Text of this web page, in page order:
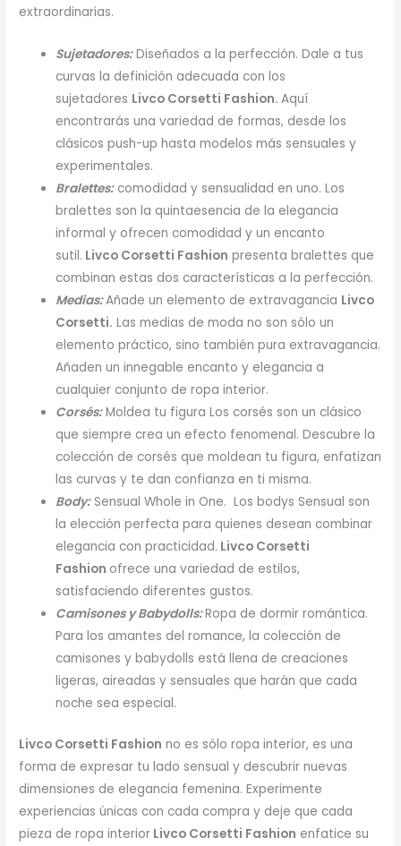
extraordinarias.
Sujetadores:Diseñados a la perfección. Dale a tus
curvas la definición adecuada con los
sujetadores Livco Corsetti Fashion.Aquí
encontrarás una variedad de formas, desde los
clásicos push-up hasta modelos más sensuales y
experimentales.
Bralettes:comodidad y sensualidad en uno. Los
bralettes son la quintaesencia de la elegancia
informal y ofrecen comodidad y un encanto
sutil. Livco Corsetti Fashion presenta bralettes que
combinan estas dos características a la perfección.
Medias:Añade un elemento de extravagancia Livco
Corsetti. Las medias de moda no son sólo un
elemento práctico, sino también pura extravagancia.
Añaden un innegable encanto y elegancia a
cualquier conjunto de ropa interior.
Corsés:Moldea tu figura Los corsés son un clásico
que siempre crea un efecto fenomenal. Descubre la
colección de corsés que moldean tu figura, enfatizan
las curvas y te dan confianza en ti misma.
Body:Sensual Whole in One. Los bodys Sensual son
la elección perfecta para quienes desean combinar
elegancia con practicidad. Livco Corsetti
Fashion ofrece una variedad de estilos,
satisfaciendo diferentes gustos.
Camisones y Babydolls:Ropa de dormir romántica.
Para los amantes del romance, la colección de
camisones y babydolls está llena de creaciones
ligeras, aireadas y sensuales que harán que cada
noche sea especial.
Livco Corsetti Fashion no es sólo ropa interior, es una
forma de expresar tu lado sensual y descubrir nuevas
dimensiones de elegancia femenina. Experimente
experiencias únicas con cada compra y deje que cada
pieza de ropa interior Livco Corsetti Fashion enfatice su